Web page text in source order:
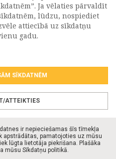
noteikumiem
tiesības aizsargātas.
Ja vēlaties pārvaldīt
lūdzu, nospiediet
attiecībā uz sīkdatņu
gadu.
SĪKDATNĒM
ATTEIKTIES
ir nepieciešamas šīs tīmekļa
apstrādātas, pamatojoties uz mūsu
lūgta lietotāja piekrišana. Plašāka
mūsu Sīkdatņu politikā.